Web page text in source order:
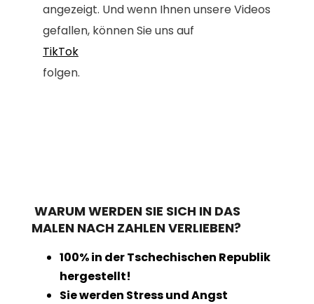
angezeigt. Und wenn Ihnen unsere Videos
gefallen, können Sie uns auf
TikTok
folgen.
WARUM WERDEN SIE SICH IN DAS
MALEN NACH ZAHLEN VERLIEBEN?
100% in der Tschechischen Republik
hergestellt!
Sie werden Stress und Angst